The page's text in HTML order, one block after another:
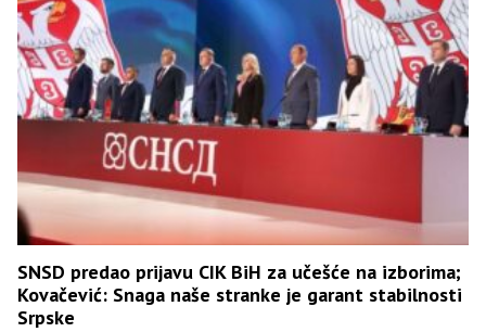
SNSD predao prijavu CIK BiH za učešće na izborima;
Kovačević: Snaga naše stranke je garant stabilnosti
Srpske